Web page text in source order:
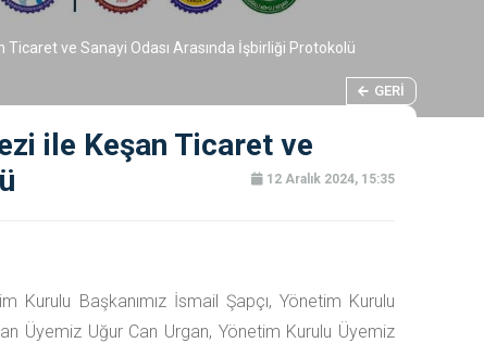
ve Sanayi Odası Arasında İşbirliği Protokolü
GERI
ile Keşan Ticaret ve
12 Aralık 2024, 15:35
Kurulu Başkanımız İsmail Şapçı, Yönetim Kurulu
Üyemiz Uğur Can Urgan, Yönetim Kurulu Üyemiz